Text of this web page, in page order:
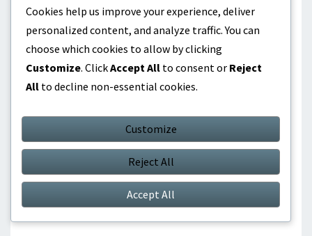
Website
browser for the next time I comment.
Cookies help us improve your experience, deliver
personalized content, and analyze traffic. You can
choose which cookies to allow by clicking
Customize. ClickAccept All to consent or Reject
All to decline non-essential cookies.
Customize
Reject All
Accept All